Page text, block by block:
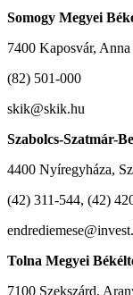
Somogy Megyei
7400 Kaposvár, Anna
(82) 501-000
skik@skik.hu
Szabolcs-Szatmár-
4400 Nyíregyháza,
(42) 311-544, (42)
Tolna Megyei
7100 Szekszárd,